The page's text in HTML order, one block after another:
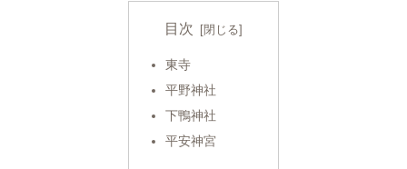
目次
東寺
平野神社
下鴨神社
平安神宮